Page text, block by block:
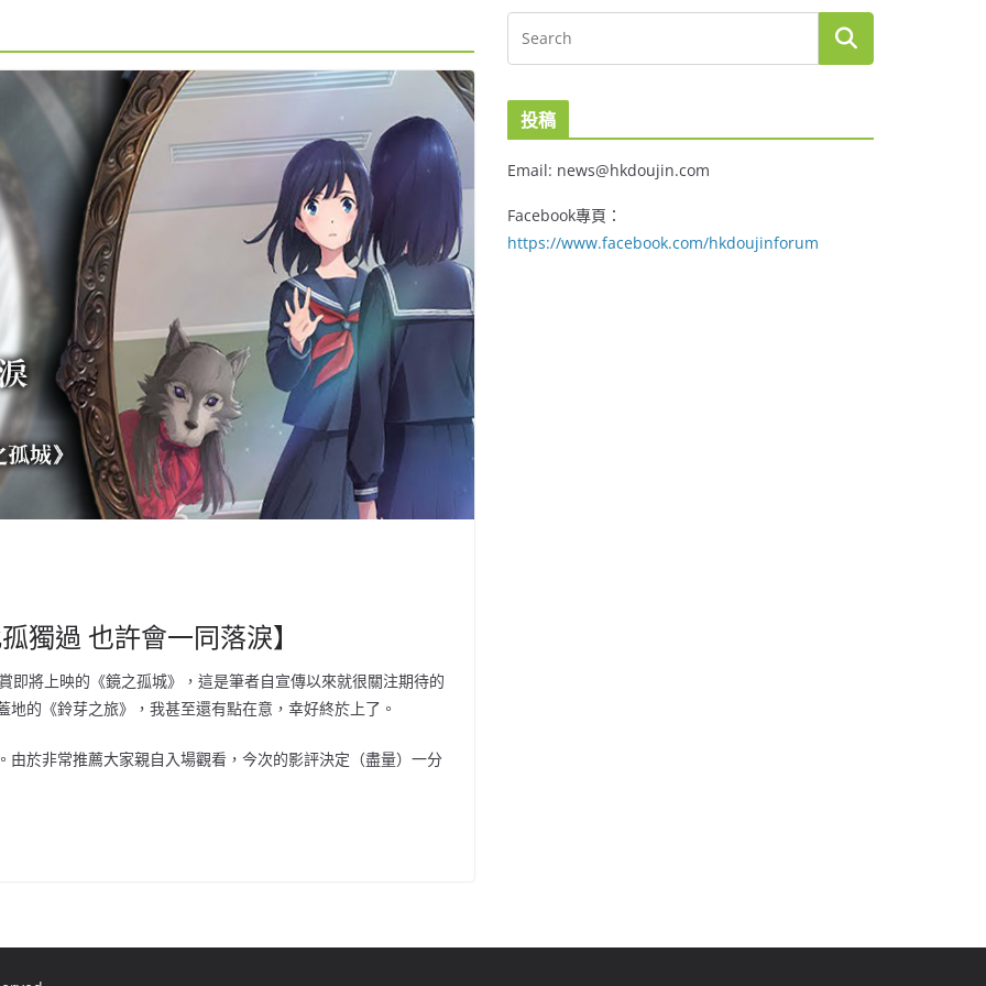
獨過 也許會一同落淚】
將上映的《鏡之孤城》，這是筆者自宣傳以來就很關注期待的
的《鈴芽之旅》，我甚至還有點在意，幸好終於上了。
於非常推薦大家親自入場觀看，今次的影評決定（盡量）一分
投稿
Email: news@hkdoujin.com
Facebook專頁：
https://www.facebook.com/hkdoujinforum